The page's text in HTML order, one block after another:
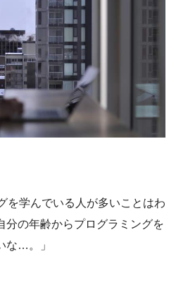
を学んでいる人が多いことはわ
分の年齢からプログラミングを
な…。」